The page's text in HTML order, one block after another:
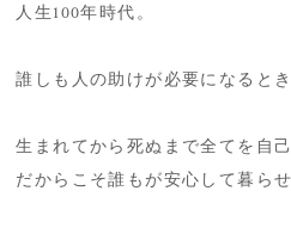
人生100年時代。
誰しも人の助けが必要になると
生まれてから死ぬまで全てを自
だからこそ誰もが安心して暮ら